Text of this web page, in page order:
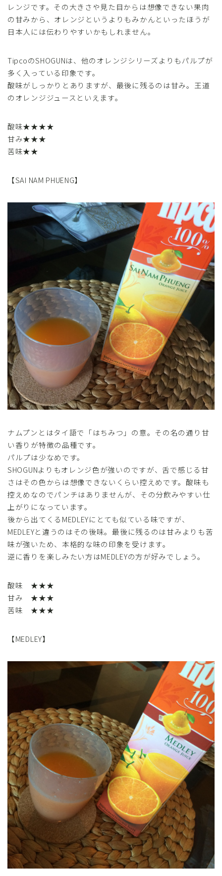
レンジです。その大きさや見た目からは想像できない果肉
の甘みから、オレンジというよりもみかんといったほうが
日本人には伝わりやすいかもしれません。
TipcoのSHOGUNは、他のオレンジシリーズよりもパルプが
多く入っている印象です。
酸味がしっかりとありますが、最後に残るのは甘み。王道
のオレンジジュースといえます。
酸味★★★★
甘み★★★
苦味★★
【SAI NAM PHUENG】
ナムプンとはタイ語で「はちみつ」の意。その名の通り甘
い香りが特徴の品種です。
パルプは少なめです。
SHOGUNよりもオレンジ色が強いのですが、舌で感じる甘
さはその色からは想像できないくらい控えめです。酸味も
控えめなのでパンチはありませんが、その分飲みやすい仕
上がりになっています。
後から出てくるMEDLEYにとても似ている味ですが、
MEDLEYと違うのはその後味。最後に残るのは甘みよりも苦
味が強いため、本格的な味の印象を受けます。
逆に香りを楽しみたい方はMEDLEYの方が好みでしょう。
酸味 ★★★
甘み ★★★
苦味 ★★★
【MEDLEY】